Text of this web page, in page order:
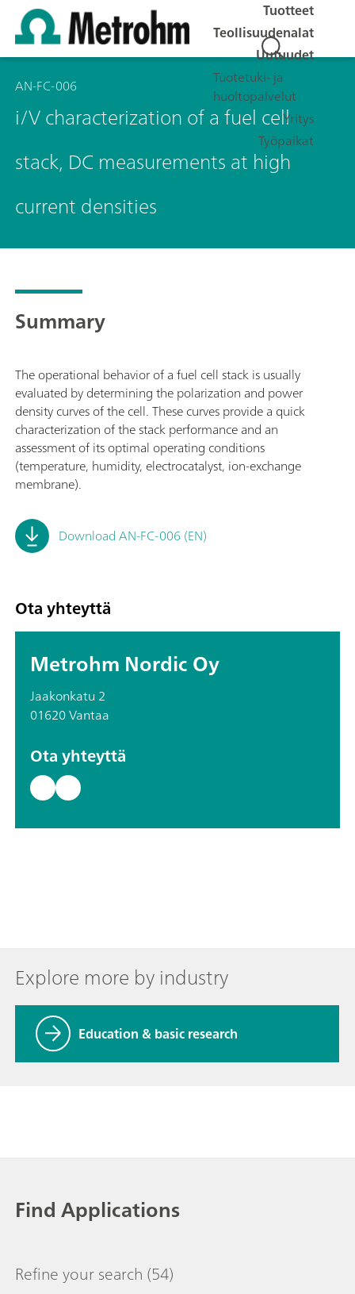
Tuotteet
Teollisuudenalat
Uutuudet
Tuotetuki- ja
huoltopalvelut
Yritys
Työpaikat
AN-FC-006
i/V characterization of a fuel cell
stack, DC measurements at high
current densities
Summary
The operational behavior of a fuel cell stack is usually
evaluated by determining the polarization and power
density curves of the cell. These curves provide a quick
characterization of the stack performance and an
assessment of its optimal operating conditions
(temperature, humidity, electrocatalyst, ion-exchange
membrane).
Download AN-FC-006 (EN)
Ota yhteyttä
Metrohm Nordic Oy
Jaakonkatu 2
01620 Vantaa
Ota yhteyttä
Explore more by industry
Education & basic research
Find Applications
Refine your search (54)